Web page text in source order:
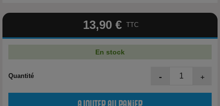
13,90 € TTC
En stock
Quantité - +
Ajouter au panier